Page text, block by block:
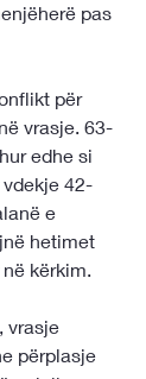
pas
për
vrasje. 63-
edhe si
42-
e
hetimet
kërkim.
vrasje
përplasje